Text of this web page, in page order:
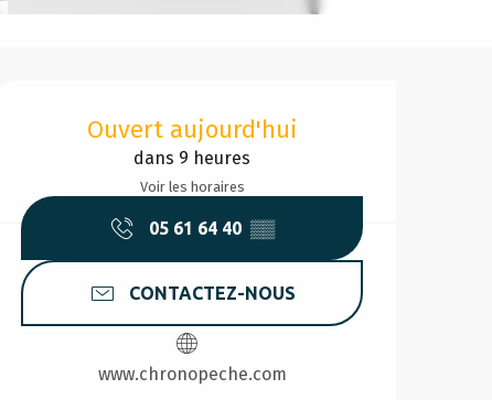
Ouvert aujourd'hui
dans 9 heures
Voir les horaires
05 61 64 40 ▒▒
CONTACTEZ-NOUS
www.chronopeche.com